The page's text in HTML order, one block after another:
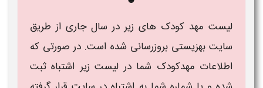
لیست مهد کودک های زیر در سال جاری از طریق
سایت بهزیستی بروزرسانی شده است. در صورتی که
اطلاعات مهدکودک شما در لیست زیر اشتباه ثبت